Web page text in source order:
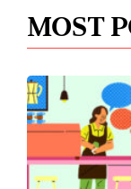
MOST